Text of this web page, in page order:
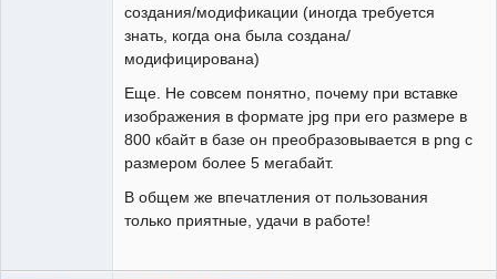
создания/модификации (иногда требуется
знать, когда она была создана/
модифицирована)
Еще. Не совсем понятно, почему при вставке
изображения в формате jpg при его размере в
800 кбайт в базе он преобразовывается в png с
размером более 5 мегабайт.
В общем же впечатления от пользования
только приятные, удачи в работе!